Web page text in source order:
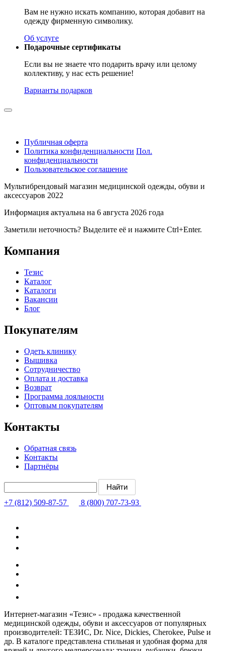
Вам не нужно искать компанию, которая добавит на
одежду фирменную символику.
Об услуге
Подарочные сертификаты
Если вы не знаете что подарить врачу или целому
коллективу, у нас есть решение!
Варианты подарков
Публичная оферта
Политика конфиденциальности Пол.
конфиденциальности
Пользовательское соглашение
Мультибрендовый магазин медицинской одежды, обуви и
аксессуаров 2022
Информация актуальна на 6 августа 2026 года
Заметили неточность? Выделите её и нажмите Ctrl+Enter.
Компания
Тезис
Каталог
Каталоги
Вакансии
Блог
Покупателям
Одеть клинику
Вышивка
Сотрудничество
Оплата и доставка
Возврат
Программа лояльности
Оптовым покупателям
Контакты
Обратная связь
Контакты
Партнёры
+7 (812) 509-87-57 8 (800) 707-73-93
Интернет-магазин «Тезис» - продажа качественной
медицинской одежды, обуви и аксессуаров от популярных
производителей: ТЕЗИС, Dr. Nice, Dickies, Cherokee, Pulse и
др. В каталоге представлена стильная и удобная форма для